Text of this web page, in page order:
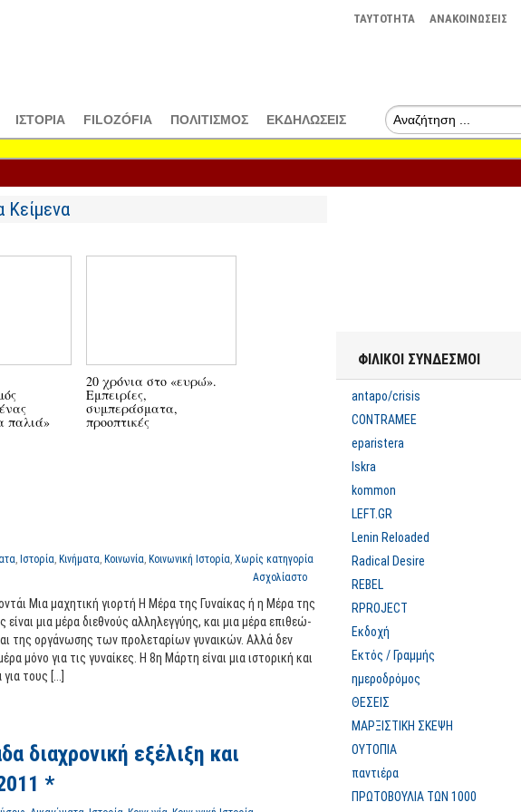
TAYTOTHTA ΑΝΑΚΟΙΝΩΣΕΙΣ
ΙΣΤΟΡΙΑ FILOZÓFIA ΠΟΛΙΤΙΣΜΟΣ ΕΚΔΗΛΩΣΕΙΣ
Κείμενα
παλιά»
20 χρόνια στο «ευρώ».
Εμπειρίες,
συμπεράσματα,
προοπτικές
Προϋπολογισμός 2022:
τροφοδοτεί ανισότητες
και λαϊκή δυσαρέσκεια
Η σύγκρουση του
μαρξισμού –
λενινισμού με το
, Ιστορία, Κινήματα, Κοινωνία, Κοινωνική Ιστορία, Χωρίς κατηγορία
Ασχολίαστο
Μια μα­χη­τι­κή γιορ­τή Η Μέρα της Γυ­ναί­κας ή η Μέρα της
είναι μια μέρα διε­θνούς αλ­λη­λεγ­γύ­ης, και μια μέρα επι­θε­ώ­
της ορ­γά­νω­σης των προ­λε­τα­ρί­ων γυ­ναι­κών. Αλλά δεν
μόνο για τις γυ­ναί­κες. Η 8η Μάρτη είναι μια ιστο­ρι­κή και
τους [...]
διαχρονική εξέλιξη και
*
ΦΙΛΙΚΟΙ ΣΥΝΔΕΣΜΟΙ
antapo/crisis
CONTRAMEE
eparistera
Iskra
kommon
LEFT.GR
Lenin Reloaded
Radical Desire
REBEL
RPROJECT
Εκδοχή
Εκτός / Γραμμής
ημεροδρόμος
ΘΕΣΕΙΣ
ΜΑΡΞΙΣΤΙΚΗ ΣΚΕΨΗ
ΟΥΤΟΠΙΑ
παντιέρα
ΠΡΩΤΟΒΟΥΛΙΑ ΤΩΝ 1000